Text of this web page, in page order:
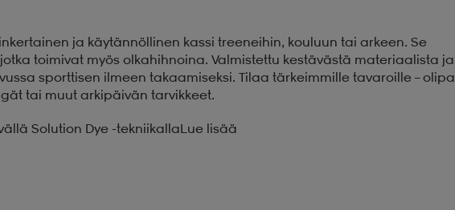
ja käytännöllinen kassi treeneihin, kouluun tai arkeen. Se
toimivat myös olkahihnoina. Valmistettu kestävästä materiaalista ja
sporttisen ilmeen takaamiseksi. Tilaa tärkeimmille tavaroille – olipa
tai muut arkipäivän tarvikkeet.
Solution Dye -tekniikallaLue lisää